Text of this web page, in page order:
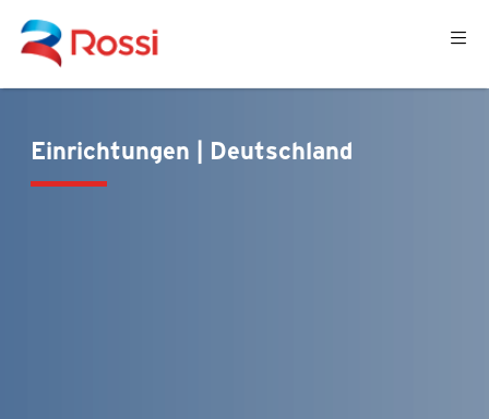
Einrichtungen | Deutschland